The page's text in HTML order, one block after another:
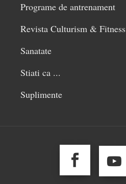
Programe de antrenament
Revista Culturism & Fitness
Sanatate
Stiati ca ...
Suplimente